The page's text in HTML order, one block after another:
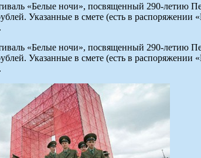
«Белые ночи», посвященный 290-летию
Указанные в смете (есть в распоряжении
«Белые ночи», посвященный 290-летию
Указанные в смете (есть в распоряжении